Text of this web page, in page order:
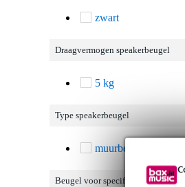
zwart
Draagvermogen speakerbeugel
5 kg
Type speakerbeugel
muurbeugel
Beugel voor specifiek model